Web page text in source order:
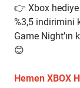
👉 Xbox hediye
%3,5 indirimini
Game Night’ın
😊
Hemen XBOX